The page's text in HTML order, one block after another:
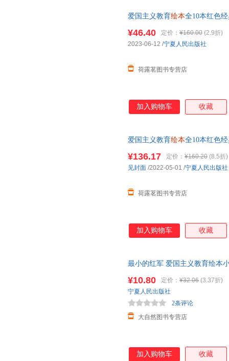
爱国主义教育绘本全10本红色
¥46.40 定价： ¥160.00 (2.9折)
荷露茗图书专营店
2023-06-12 /宁夏人民出版社
加入购物车 收藏
爱国主义教育绘本全10本红色
¥136.17 定价： ¥160.20 (8.5折)
荷露茗图书专营店
见封面 /2022-05-01 /宁夏人民出版社
加入购物车 收藏
最小的红军 爱国主义教育绘本
¥10.80 定价： ¥32.06 (3.37折)
大自然图书专营店
2条评论
宁夏人民出版社
加入购物车 收藏